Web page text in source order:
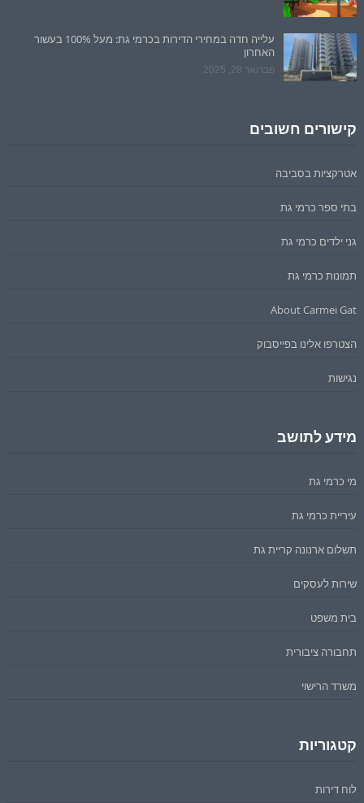
עלייה חדה במחירי הדירות בכרמי גת: מעל 100% בעשור
האחרון
פברואר 28, 2025
קישורים חשובים
אטרקציות בסביבה
בתי ספר כרמי גת
גני ילדים כרמי גת
תמונות כרמי גת
About Carmei Gat
הצטרפו אלינו בפייסבוק
נגישות
מידע לתושב
מי כרמי גת
עיריית כרמי גת
תשלום ארנונה קריית גת
שירות לעסקים
בית משפט
תחבורה ציבורית
משרד הרישוי
קטגוריות
לוח דירות